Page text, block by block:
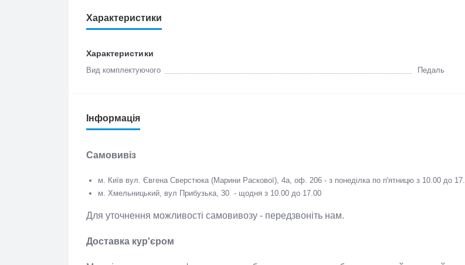
Характеристики
Характеристики
Вид комплектуючого Педаль
Інформація
Самовивіз
м. Київ вул. Євгена Сверстюка (Марини Раскової), 4а, оф. 206 - з понеділка по п'ятницю з 10.00 до 17.00
м. Хмельницький, вул Прибузька, 30 - щодня з 10.00 до 17.00
Для уточнення можливості самовивозу - передзвоніть нам.
Доставка кур'єром